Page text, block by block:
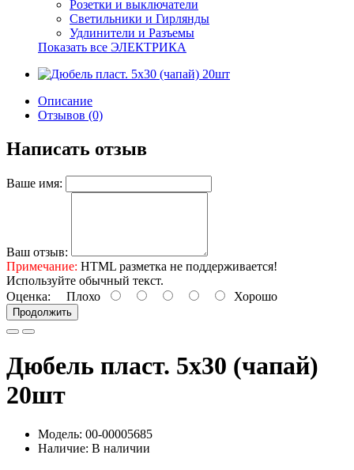
Розетки и выключатели
Светильники и Гирлянды
Удлинители и Разъемы
Показать все ЭЛЕКТРИКА
Описание
Отзывов (0)
Написать отзыв
Ваше имя:
Ваш отзыв:
Примечание: HTML разметка не поддерживается!
Используйте обычный текст.
Оценка: Плохо Хорошо
Продолжить
Дюбель пласт. 5х30 (чапай)
20шт
Модель: 00-00005685
Наличие: В наличии